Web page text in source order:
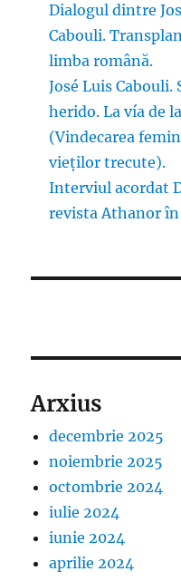
Dialogul dintre
Cabouli.
limba română.
José Luis
herido. La vía de
(Vindecarea
vieților trecute).
Interviul acordat
revista Athanor
Arxius
decembrie 2025
noiembrie 2025
octombrie 2024
iulie 2024
iunie 2024
aprilie 2024